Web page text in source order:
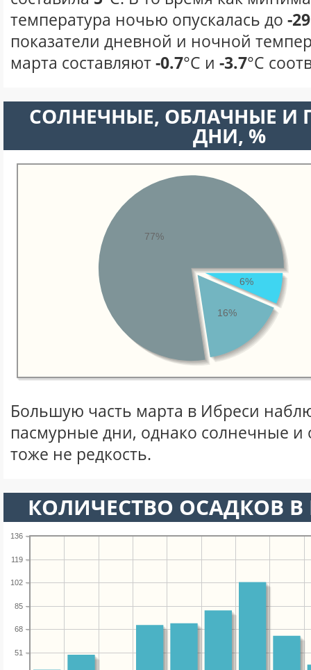
температура ночью опускалась до -29
показатели дневной и ночной
марта составляют-0.7°С и -3.7°С
CОЛНЕЧНЫЕ, ОБЛАЧНЫЕ И
ДНИ, %
6%
16%
77%
Большую часть марта в Ибреси
пасмурные дни, однако солнечные
тоже не редкость.
КОЛИЧЕСТВО ОСАДКОВ
51
68
85
102
119
136